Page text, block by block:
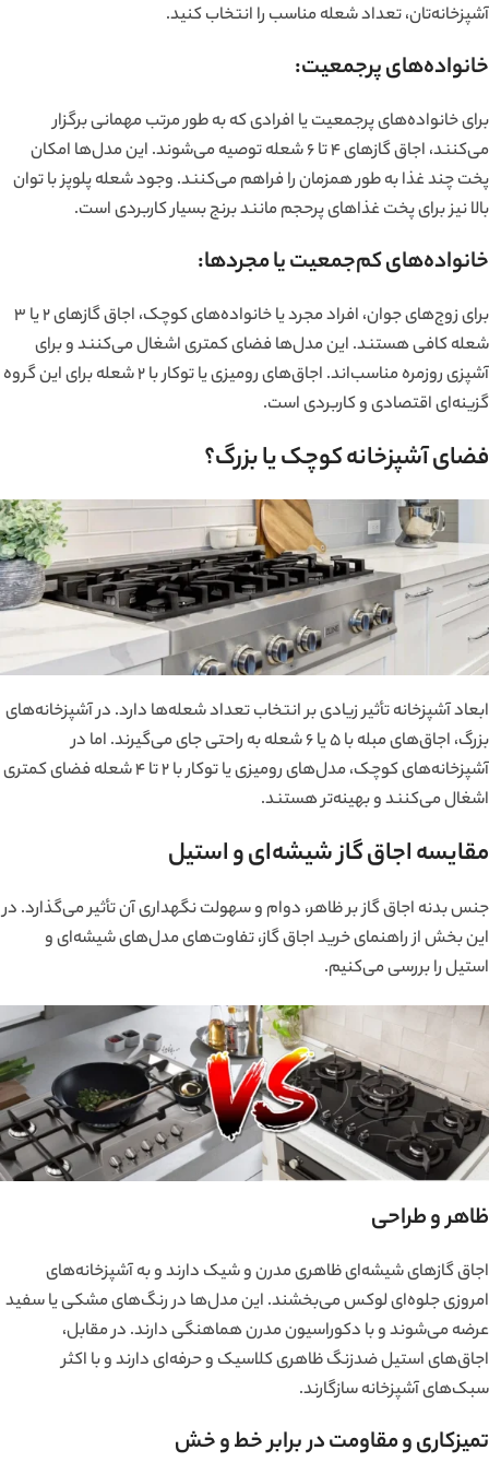
آشپزخانه‌تان، تعداد شعله مناسب را انتخاب کنید.
خانواده‌های پرجمعیت:
برای خانواده‌های پرجمعیت یا افرادی که به طور مرتب مهمانی برگزار
می‌کنند، اجاق گازهای ۴ تا ۶ شعله توصیه می‌شوند. این مدل‌ها امکان
پخت چند غذا به طور همزمان را فراهم می‌کنند. وجود شعله پلوپز با توان
بالا نیز برای پخت غذاهای پرحجم مانند برنج بسیار کاربردی است.
خانواده‌های کم‌جمعیت یا مجردها:
برای زوج‌های جوان، افراد مجرد یا خانواده‌های کوچک، اجاق گازهای ۲ یا ۳
شعله کافی هستند. این مدل‌ها فضای کمتری اشغال می‌کنند و برای
آشپزی روزمره مناسب‌اند. اجاق‌های رومیزی یا توکار با ۲ شعله برای این گروه
گزینه‌ای اقتصادی و کاربردی است.
فضای آشپزخانه کوچک یا بزرگ؟
ابعاد آشپزخانه تأثیر زیادی بر انتخاب تعداد شعله‌ها دارد. در آشپزخانه‌های
بزرگ، اجاق‌های مبله با ۵ یا ۶ شعله به راحتی جای می‌گیرند. اما در
آشپزخانه‌های کوچک، مدل‌های رومیزی یا توکار با ۲ تا ۴ شعله فضای کمتری
اشغال می‌کنند و بهینه‌تر هستند.
مقایسه اجاق گاز شیشه‌ای و استیل
جنس بدنه اجاق گاز بر ظاهر، دوام و سهولت نگهداری آن تأثیر می‌گذارد. در
این بخش از راهنمای خرید اجاق گاز، تفاوت‌های مدل‌های شیشه‌ای و
استیل را بررسی می‌کنیم.
ظاهر و طراحی
اجاق گازهای شیشه‌ای ظاهری مدرن و شیک دارند و به آشپزخانه‌های
امروزی جلوه‌ای لوکس می‌بخشند. این مدل‌ها در رنگ‌های مشکی یا سفید
عرضه می‌شوند و با دکوراسیون مدرن هماهنگی دارند. در مقابل،
اجاق‌های استیل ضدزنگ ظاهری کلاسیک و حرفه‌ای دارند و با اکثر
سبک‌های آشپزخانه سازگارند.
تمیزکاری و مقاومت در برابر خط و خش